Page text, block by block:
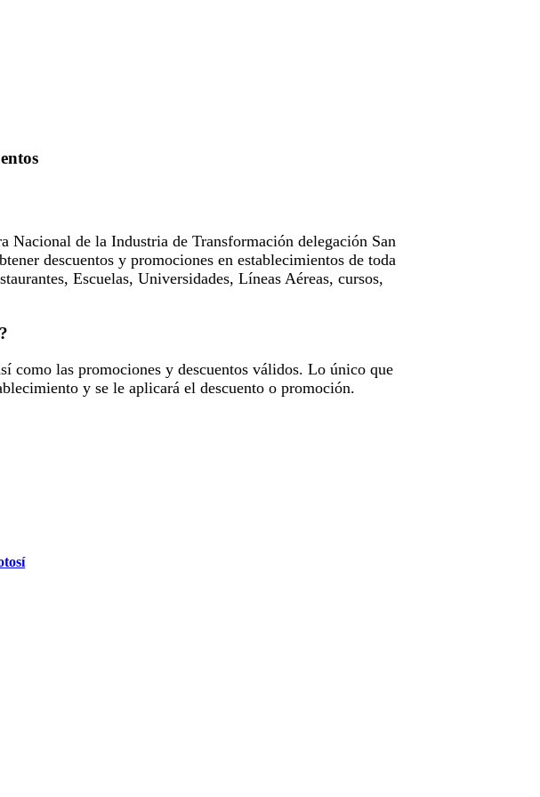
de la Industria de Transformación delegación San
descuentos y promociones en establecimientos de toda
Escuelas, Universidades, Líneas Aéreas, cursos,
como las promociones y descuentos válidos. Lo único que
y se le aplicará el descuento o promoción.